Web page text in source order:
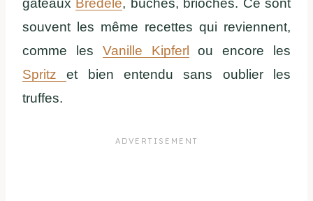
gâteaux Bredele, bûches, brioches. Ce sont
souvent les même recettes qui reviennent,
comme les Vanille Kipferl
ou encore les
Spritzet bien entendu sans oublier les
truffes.